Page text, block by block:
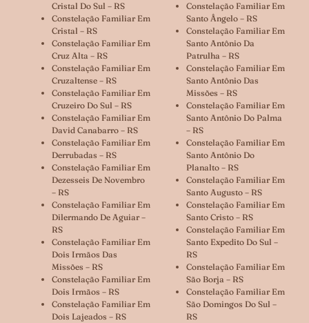
Cristal Do Sul – RS
Constelação Familiar Em
Cristal – RS
Constelação Familiar Em
Cruz Alta – RS
Constelação Familiar Em
Cruzaltense – RS
Constelação Familiar Em
Cruzeiro Do Sul – RS
Constelação Familiar Em
David Canabarro – RS
Constelação Familiar Em
Derrubadas – RS
Constelação Familiar Em
Dezesseis De Novembro
– RS
Constelação Familiar Em
Dilermando De Aguiar –
RS
Constelação Familiar Em
Dois Irmãos Das
Missões – RS
Constelação Familiar Em
Dois Irmãos – RS
Constelação Familiar Em
Dois Lajeados – RS
Constelação Familiar Em
Santo Ângelo – RS
Constelação Familiar Em
Santo Antônio Da
Patrulha – RS
Constelação Familiar Em
Santo Antônio Das
Missões – RS
Constelação Familiar Em
Santo Antônio Do Palma
– RS
Constelação Familiar Em
Santo Antônio Do
Planalto – RS
Constelação Familiar Em
Santo Augusto – RS
Constelação Familiar Em
Santo Cristo – RS
Constelação Familiar Em
Santo Expedito Do Sul –
RS
Constelação Familiar Em
São Borja – RS
Constelação Familiar Em
São Domingos Do Sul –
RS